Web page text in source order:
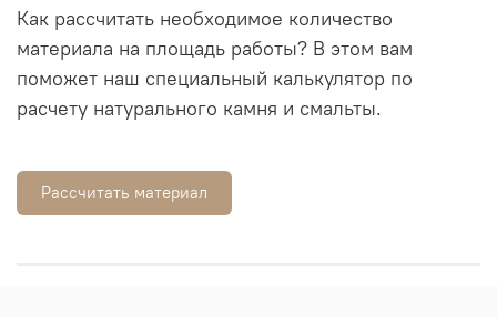
Как рассчитать необходимое количество
материала на площадь работы? В этом вам
поможет наш специальный калькулятор по
расчету натурального камня и смальты.
Рассчитать материал